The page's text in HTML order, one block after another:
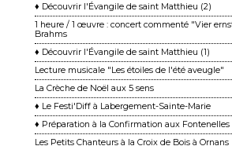
♦ Découvrir l'Évangile de saint Matthieu (2)
1 heure / 1 œuvre : concert commenté "Vier
Brahms
♦ Découvrir l'Évangile de saint Matthieu (1)
Lecture musicale "Les étoiles de l'été aveugle"
La Crèche de Noël aux 5 sens
♦ Le Festi'Diff à Labergement-Sainte-Marie
♦ Préparation à la Confirmation aux Fontenelles
Les Petits Chanteurs à la Croix de Bois à Ornans